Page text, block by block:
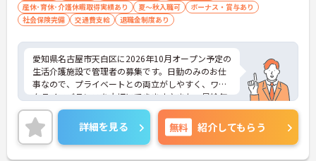
産休･育休･介護休暇取得実績あり
夏～秋入職可
ボーナス・賞与あり
社会保険完備
交通費支給 退職金制度あり
愛知県名古屋市天白区に2026年10月オープン予定の
生活介護施設で管理者の募集です。日勤のみのお仕
事なので、プライベートとの両立がしやすく、ワー
クライフバランスを大切にできます♪また、昇給年
4回あり！頑張りはしっかり評価され還元されます
◎ご興味のある方はご面接のポイントお伝えします
のでご気軽にお問い合わせください。
詳細を見る 無料 紹介してもらう